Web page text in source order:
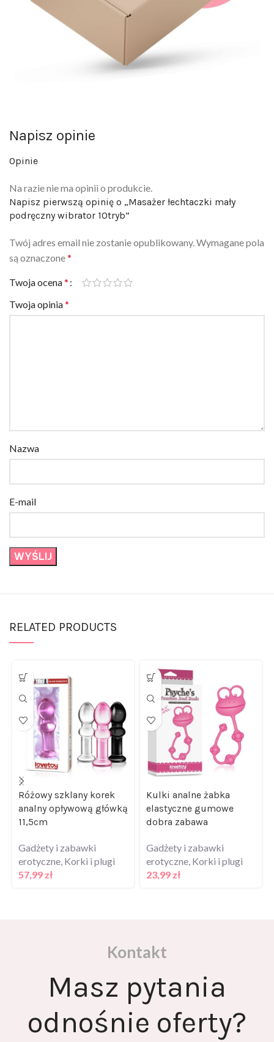
Napisz opinie
Opinie
Na razie nie ma opinii o produkcie.
Napisz pierwszą opinię o „Masażer łechtaczki mały
podręczny wibrator 10tryb”
Twój adres email nie zostanie opublikowany. Wymagane pola
są oznaczone*
Twoja ocena*
Twoja opinia*
Nazwa
E-mail
RELATED PRODUCTS
Różowy szklany korek
analny opływową główką
11,5cm
Gadżety i zabawki
erotyczne Korki i plugi
57,99 zł
Kulki analne żabka
elastyczne gumowe
dobra zabawa
Gadżety i zabawki
erotyczne Korki i plugi
23,99 zł
Kontakt
Masz pytania
odnośnie oferty?